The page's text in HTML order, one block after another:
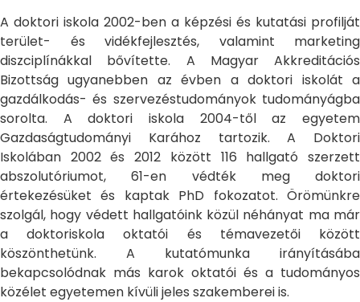
A doktori iskola 2002-ben a képzési és kutatási profilját
terület- és vidékfejlesztés, valamint marketing
diszciplínákkal bővítette. A Magyar Akkreditációs
Bizottság ugyanebben az évben a doktori iskolát a
gazdálkodás- és szervezéstudományok tudományágba
sorolta. A doktori iskola 2004-től az egyetem
Gazdaságtudományi Karához tartozik. A Doktori
Iskolában 2002 és 2012 között 116 hallgató szerzett
abszolutóriumot, 61-en védték meg doktori
értekezésüket és kaptak PhD fokozatot. Örömünkre
szolgál, hogy védett hallgatóink közül néhányat ma már
a doktoriskola oktatói és témavezetői között
köszönthetünk. A kutatómunka irányításába
bekapcsolódnak más karok oktatói és a tudományos
közélet egyetemen kívüli jeles szakemberei is.